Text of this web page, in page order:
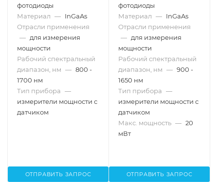
спектральный
диапазон: 800 - 1700 нм,
макс. мощность: 3 Вт,
Thorlabs
фотодиоды
Материал — InGaAs
Отрасли применения
— для измерения
мощности
Рабочий спектральный
диапазон, нм — 800 -
1700 нм
Тип прибора —
измерители мощности с
датчиком
ОТПРАВИТЬ ЗАПРОС
спектральный
диапазон: 900 - 1650 нм,
макс. мощность: 20 Вт,
Thorlabs
фотодиоды
Материал — InGaAs
Отрасли применения
— для измерения
мощности
Рабочий спектральный
диапазон, нм — 900 -
1650 нм
Тип прибора —
измерители мощности с
датчиком
Макс. мощность — 20
мВт
ОТПРАВИТЬ ЗАПРОС